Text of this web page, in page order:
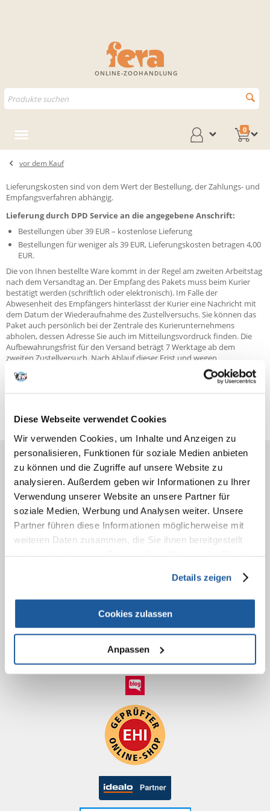
Diese Webseite verwendet Cookies
Wir verwenden Cookies, um Inhalte und Anzeigen zu
personalisieren, Funktionen für soziale Medien anbieten
zu können und die Zugriffe auf unsere Website zu
analysieren. Außerdem geben wir Informationen zu Ihrer
Verwendung unserer Website an unsere Partner für
soziale Medien, Werbung und Analysen weiter. Unsere
Partner führen diese Informationen möglicherweise mit
weiteren Daten zusammen, die Sie ihnen bereitgestellt
Details zeigen
Cookies zulassen
Anpassen
ONLINE-ZOOHANDLUNG
0
vor dem Kauf
Lieferungskosten sind von dem Wert der Bestellung, der Zahlungs- und
Empfangsverfahren abhängig.
Lieferung durch DPD Service an die angegebene Anschrift:
Bestellungen über 39 EUR – kostenlose Lieferung
Bestellungen für weniger als 39 EUR, Lieferungskosten betragen 4,00
EUR.
Die von Ihnen bestellte Ware kommt in der Regel am zweiten Arbeitstag
nach dem Versandtag an. Der Empfang des Pakets muss beim Kurier
bestätigt werden (schriftlich oder elektronisch). Im Falle der
Abwesenheit des Empfängers hinterlässt der Kurier eine Nachricht mit
dem Datum der Wiederaufnahme des Zustellversuchs. Sie können das
Paket auch persönlich bei der Zentrale des Kurierunternehmens
abholen, dessen Adresse Sie auch im Mitteilungsvordruck finden. Die
Aufbewahrungsfrist für den Versand beträgt 7 Werktage ab dem
zweiten Zustellversuch. Nach Ablauf dieser Frist und wegen
Antwortmangel des Empfängers sendet der Kurier Ihr Paket an uns
zurück.
Taggenaue Lieferzeiten entnehmen Sie bitte den Produktseite
VOR DEM KAUF
BESTELLEN
NACH DEM KAUF